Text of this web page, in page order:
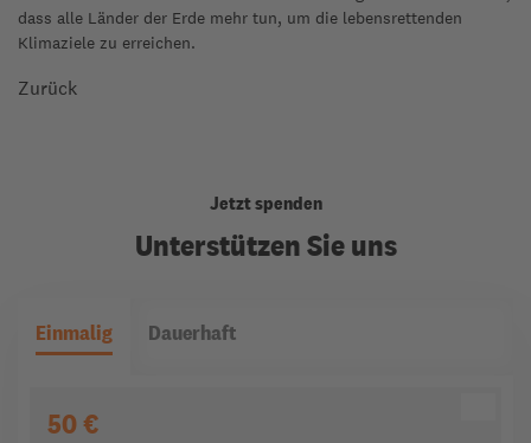
dass alle Länder der Erde mehr tun, um die lebensrettenden
Klimaziele zu erreichen.
Zurück
Jetzt spenden
Unterstützen Sie uns
Einmalig Dauerhaft
50 €